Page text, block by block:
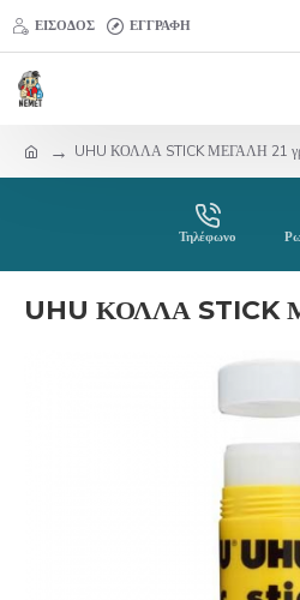
ΕΊΣΟΔΟΣ ΕΓΓΡΑΦΉ
UHU ΚΟΛΛΑ STICK ΜΕΓΑΛΗ 21
Τηλέφωνο
UHU ΚΟΛΛΑ STICK